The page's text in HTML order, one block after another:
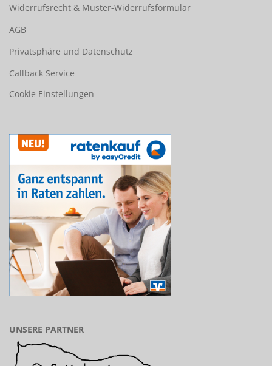
Widerrufsrecht & Muster-Widerrufsformular
AGB
Privatsphäre und Datenschutz
Callback Service
Cookie Einstellungen
UNSERE PARTNER